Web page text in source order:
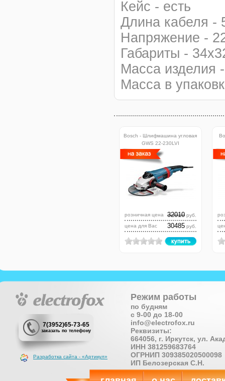
Кейс - есть
Длина кабеля -
Напряжение -
Габариты -
Масса изделия
Масса в
Bosch - Шлифмашина угловая
GWS 22-230LVI
розничная цена 32010 руб.
цена для Вас
30485 руб.
7(3952)65-73-65
заказать по телефону
Разработка сайта - «Артикул»
Режим работы
по будням
с 9-00 до 18-00
info@electrofox.ru
Реквизиты:
664056, г. Иркутск, ул.
ИНН 381259683764
ОГРНИП 309385020500098
ИП Белозерская С.Н.